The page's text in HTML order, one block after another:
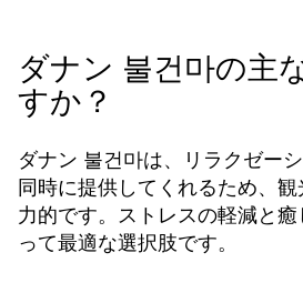
ダナン 불건마の主
すか？
ダナン 불건마は、リラクゼー
同時に提供してくれるため、
力的です。ストレスの軽減と
って最適な選択肢です。